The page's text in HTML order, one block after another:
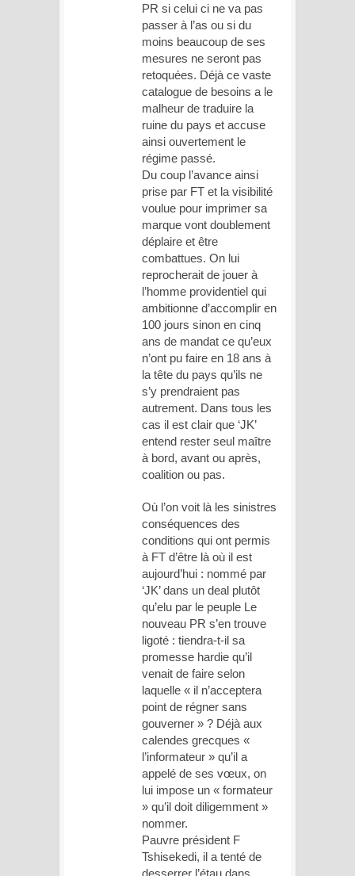
PR si celui ci ne va pas
passer à l’as ou si du
moins beaucoup de ses
mesures ne seront pas
retoquées. Déjà ce vaste
catalogue de besoins a le
malheur de traduire la
ruine du pays et accuse
ainsi ouvertement le
régime passé.
Du coup l’avance ainsi
prise par FT et la visibilité
voulue pour imprimer sa
marque vont doublement
déplaire et être
combattues. On lui
reprocherait de jouer à
l’homme providentiel qui
ambitionne d’accomplir en
100 jours sinon en cinq
ans de mandat ce qu’eux
n’ont pu faire en 18 ans à
la tête du pays qu’ils ne
s’y prendraient pas
autrement. Dans tous les
cas il est clair que ‘JK’
entend rester seul maître
à bord, avant ou après,
coalition ou pas.
Où l’on voit là les sinistres
conséquences des
conditions qui ont permis
à FT d’être là où il est
aujourd’hui : nommé par
‘JK’ dans un deal plutôt
qu’elu par le peuple Le
nouveau PR s’en trouve
ligoté : tiendra-t-il sa
promesse hardie qu’il
venait de faire selon
laquelle « il n’acceptera
point de régner sans
gouverner » ? Déjà aux
calendes grecques «
l’informateur » qu’il a
appelé de ses vœux, on
lui impose un « formateur
» qu’il doit diligemment »
nommer.
Pauvre président F
Tshisekedi, il a tenté de
desserrer l’étau dans